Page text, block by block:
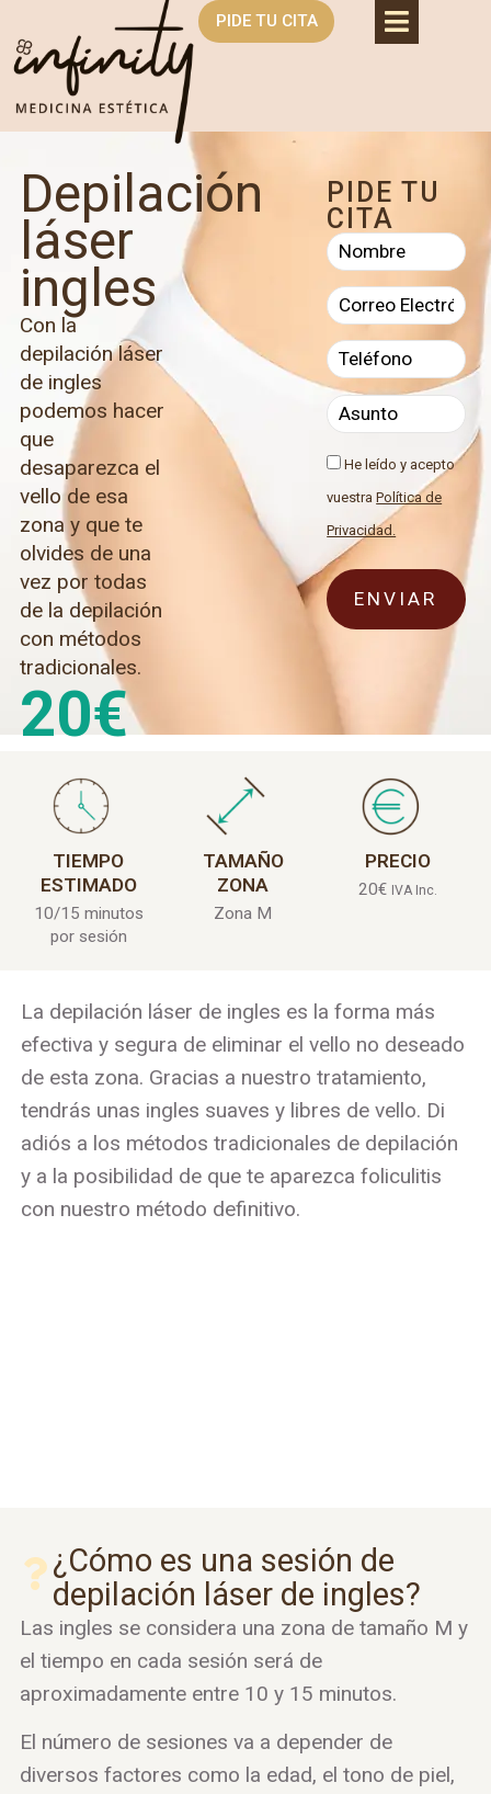
PIDE TU CITA
Depilación
láser
ingles
Con la
depilación láser
de ingles
podemos hacer
que
desaparezca el
vello de esa
zona y que te
olvides de una
vez por todas
de la depilación
con métodos
tradicionales.
20€
PIDE TU
CITA
He leído y acepto
vuestraPolítica de
Privacidad.
TIEMPO
ESTIMADO
10/15 minutos
por sesión
TAMAÑO
ZONA
Zona M
PRECIO
20€ IVA Inc.
La depilación láser de ingles es la forma más
efectiva y segura de eliminar el vello no deseado
de esta zona. Gracias a nuestro tratamiento,
tendrás unas ingles suaves y libres de vello. Di
adiós a los métodos tradicionales de depilación
y a la posibilidad de que te aparezca foliculitis
con nuestro método definitivo.
¿Cómo es una sesión de
depilación láser de ingles?
Las ingles se considera una zona de tamaño M y
el tiempo en cada sesión será de
aproximadamente entre 10 y 15 minutos.
El número de sesiones va a depender de
diversos factores como la edad, el tono de piel,